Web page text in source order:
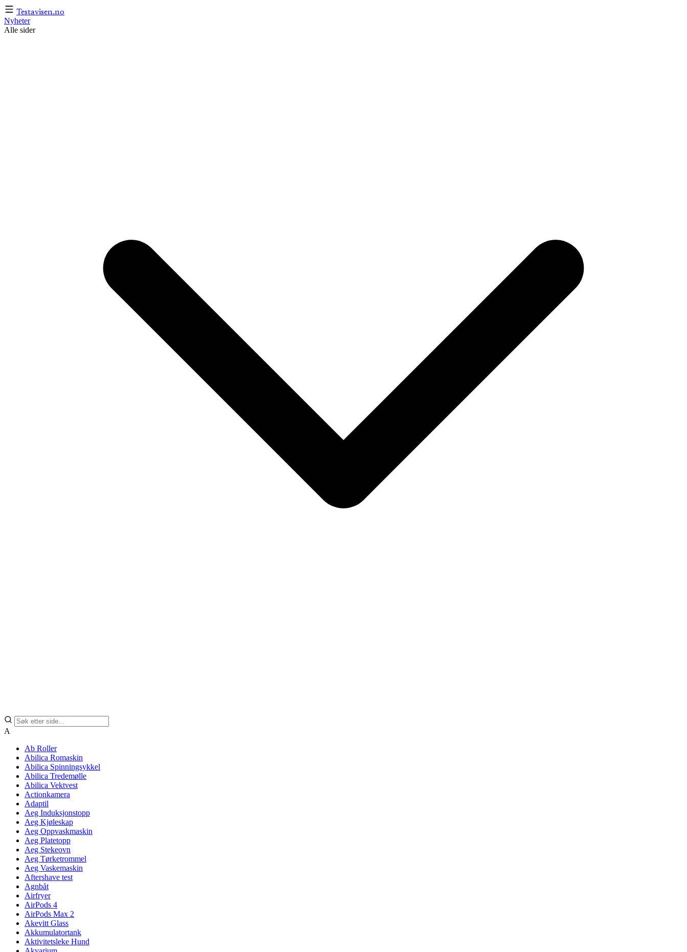
Testavisen.no
Nyheter
Alle sider
A
Ab Roller
Abilica Romaskin
Abilica Spinningsykkel
Abilica Tredemølle
Abilica Vektvest
Actionkamera
Adaptil
Aeg Induksjonstopp
Aeg Kjøleskap
Aeg Oppvaskmaskin
Aeg Platetopp
Aeg Stekeovn
Aeg Tørketrommel
Aeg Vaskemaskin
Aftershave test
Agnbåt
Airfryer
AirPods 4
AirPods Max 2
Akevitt Glass
Akkumulatortank
Aktivitetsleke Hund